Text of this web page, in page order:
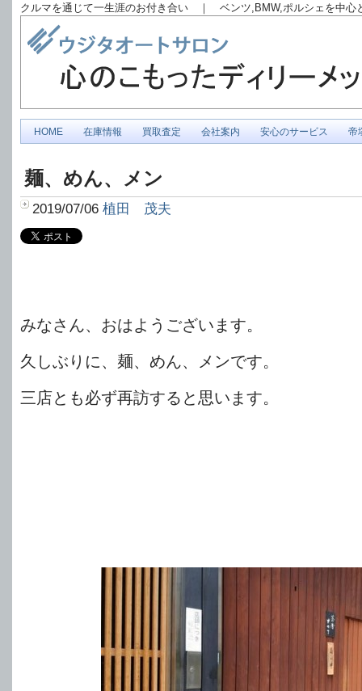
クルマを通じて一生涯のお付き合い ｜ ベンツ,BMW,ポルシェを中
HOME 在庫情報 買取査定 会社案内 安心のサービス 帝
麺、めん、メン
2019/07/06 植田 茂夫
みなさん、おはようございます。
久しぶりに、麺、めん、メンです。
三店とも必ず再訪すると思います。